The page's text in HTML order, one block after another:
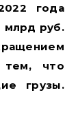
года
млрд руб.
что
грузы.